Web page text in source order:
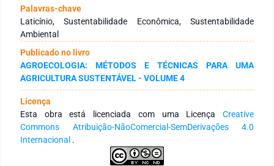
das mesmas instituições referidas. Para a realização desse
estudo fundamentou-se nas contribuições teóricas sobre
sustentabilidade econômica e ambiental; e sustentabilidade
na atividade leiteira em pequenos e médios laticínios. A
presente pesquisa é classificada do ponto de vista de sua
natureza como aplicada, com o objetivo de gerar
conhecimentos para utilização prática e dirigida à solução de
problemas específicos; a pesquisa também se caracteriza
como qualitativa. Os resultados da pesquisa apontam que os
laticínios de pequeno e médio porte ainda não se encontram
estruturados quanto à implantação da sustentabilidade
econômica e ambiental; concluiu-se, que os produtores não
possuem conhecimento técnico sobre sustentabilidade na
Palavras-chave
Laticínio, Sustentabilidade Econômica, Sustentabilidade
Ambiental
Publicado no livro
AGROECOLOGIA: MÉTODOS E TÉCNICAS PARA UMA
AGRICULTURA SUSTENTÁVEL - VOLUME 4
Licença
Esta obra está licenciada com uma Licença Creative
Commons Atribuição-NãoComercial-SemDerivações 4.0
Internacional .